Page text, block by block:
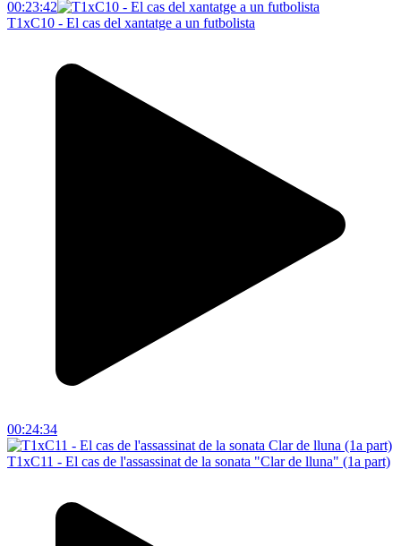
00:23:42
T1xC10 - El cas del xantatge a un futbolista
00:24:34
T1xC11 - El cas de l'assassinat de la sonata "Clar de lluna" (1a part)